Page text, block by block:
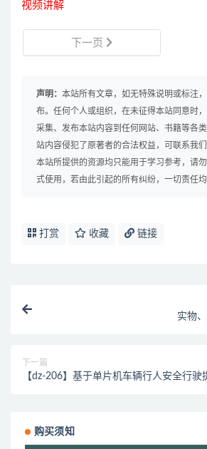
视频讲解
下一页
声明： 本站所有文章，如无特殊说明或标注
布。任何个人或组织，在未征得本站同意时，
采集、发布本站内容到任何网站、书籍等各
站内容侵犯了原著者的合法权益，可联系我们
本站所提供的资源均只能用于学习参考，请
式使用，若由此引起的所有纠纷，一切责任均
打赏 收藏 链接
实物
下一篇
【dz-206】基于单片机车辆行人安全行驶
购买须知